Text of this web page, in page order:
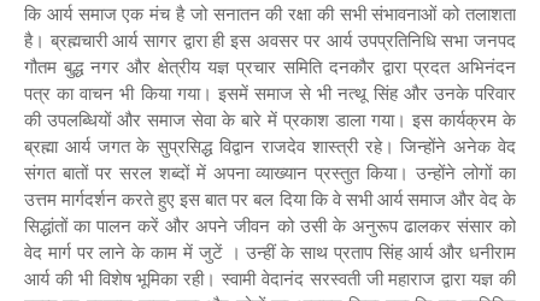
कि आर्य समाज एक मंच है जो सनातन की रक्षा की सभी संभावनाओं को तलाशता
है। ब्रह्मचारी आर्य सागर द्वारा ही इस अवसर पर आर्य उपप्रतिनिधि सभा जनपद
गौतम बुद्ध नगर और क्षेत्रीय यज्ञ प्रचार समिति दनकौर द्वारा प्रदत अभिनंदन
पत्र का वाचन भी किया गया। इसमें समाज से भी नत्थू सिंह और उनके परिवार
की उपलब्धियों और समाज सेवा के बारे में प्रकाश डाला गया। इस कार्यक्रम के
ब्रह्मा आर्य जगत के सुप्रसिद्ध विद्वान राजदेव शास्त्री रहे। जिन्होंने अनेक वेद
संगत बातों पर सरल शब्दों में अपना व्याख्यान प्रस्तुत किया। उन्होंने लोगों का
उत्तम मार्गदर्शन करते हुए इस बात पर बल दिया कि वे सभी आर्य समाज और वेद के
सिद्धांतों का पालन करें और अपने जीवन को उसी के अनुरूप ढालकर संसार को
वेद मार्ग पर लाने के काम में जुटें । उन्हीं के साथ प्रताप सिंह आर्य और धनीराम
आर्य की भी विशेष भूमिका रही। स्वामी वेदानंद सरस्वती जी महाराज द्वारा यज्ञ की